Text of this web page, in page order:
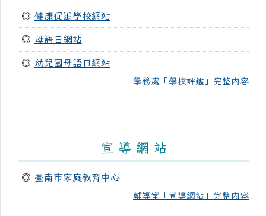
◎ 健康促進學校網站
◎ 母語日網站
◎ 幼兒園母語日網站
學務處「學校評鑑」完整內容
宣 導 網 站
◎ 臺南市家庭教育中心
輔導室「宣導網站」完整內容